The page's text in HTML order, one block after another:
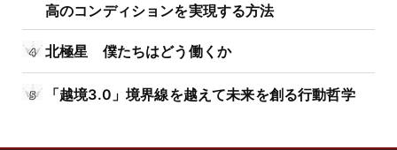
高のコンディションを実現する方法
北極星 僕たちはどう働くか
「越境3.0」境界線を越えて未来を創る行動哲学